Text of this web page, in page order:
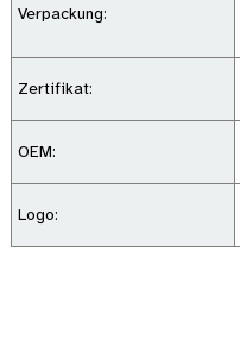
Verpackung:
Zertifikat:
OEM:
Logo: